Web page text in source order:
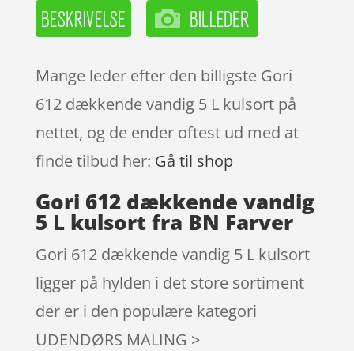
Mange leder efter den billigste Gori
612 dækkende vandig 5 L kulsort på
nettet, og de ender oftest ud med at
finde tilbud her: Gå til shop
Gori 612 dækkende vandig
5 L kulsort fra BN Farver
Gori 612 dækkende vandig 5 L kulsort
ligger på hylden i det store sortiment
der er i den populære kategori
UDENDØRS MALING >